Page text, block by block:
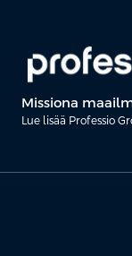
Missiona
Lue lisää Professio